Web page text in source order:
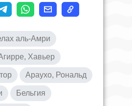
аль-Амри
Хавьер
Араухо, Рональд
Бельгия